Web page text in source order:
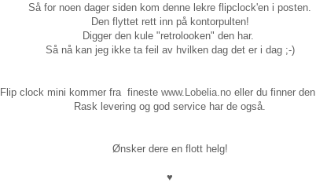
Så for noen dager siden kom denne lekre flipclock'en i posten.
Den flyttet rett inn på kontorpulten!
Digger den kule "retrolooken" den har.
Så nå kan jeg ikke ta feil av hvilken dag det er i dag ;-)
Flip clock mini kommer fra fineste www.Lobelia.no eller du finner den
Rask levering og god service har de også.
Ønsker dere en flott helg!
♥